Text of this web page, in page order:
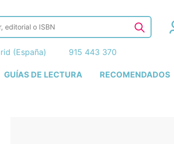
GUÍAS DE LECTURA RECOMENDADOS
(España) 915 443 370